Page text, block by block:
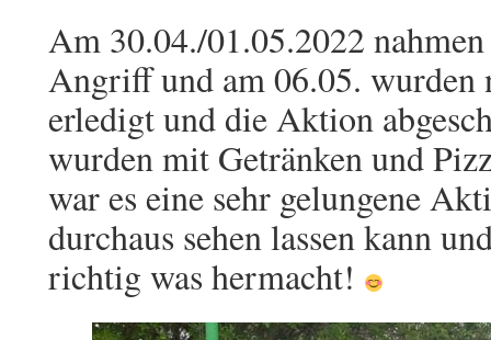
Am 30.04./01.05.2022
Angriff und am 06.05.
erledigt und die Aktion
wurden mit Getränken und
war es eine sehr gelungene
durchaus sehen lassen kann
richtig was hermacht!